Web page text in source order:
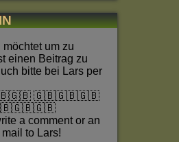
um zu
einen Beitrag zu
bitte bei Lars per
🇬🇧🇬🇧🇬🇧
a comment or an
to Lars!